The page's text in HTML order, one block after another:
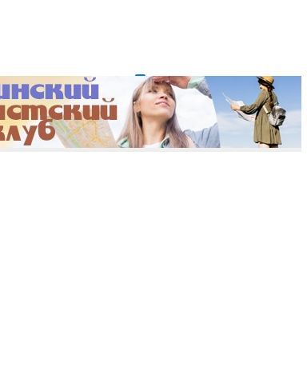
пароль? Регистрация